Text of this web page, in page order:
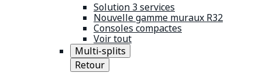
Solution 3 services
Nouvelle gamme muraux R32
Consoles compactes
Voir tout
Multi-splits
Retour